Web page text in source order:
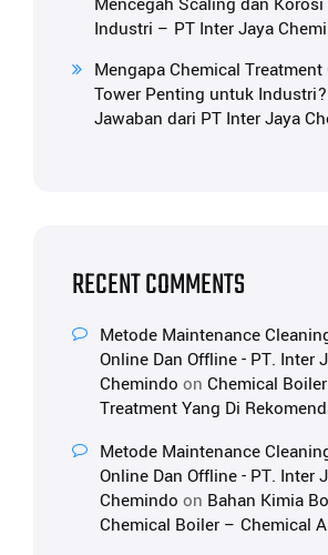
Industri – PT Inter Jaya
Mengapa Chemical
Tower Penting untuk
Jawaban dari PT Inter Jaya
RECENT COMMENTS
Metode Maintenance
Online Dan Offline - PT. Inter
Chemindo on Chemical
Treatment Yang Di
Metode Maintenance
Online Dan Offline - PT. Inter
Chemindo on Bahan Kimia
Chemical Boiler – Chemical